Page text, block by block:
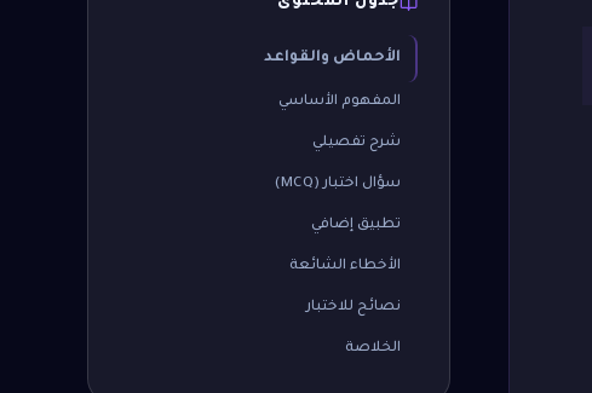
الأحماض والقواعد
المفهوم الأساسي
شرح تفصيلي
سؤال اختبار (MCQ)
تطبيق إضافي
الأخطاء الشائعة
نصائح للاختبار
الخلاصة